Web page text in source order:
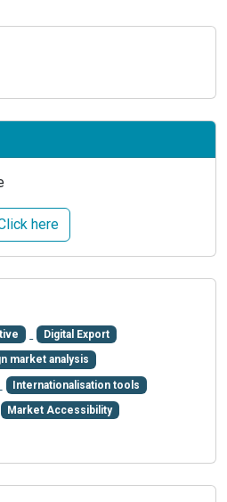
here
Digital Export
market analysis
Internationalisation tools
Market Accessibility